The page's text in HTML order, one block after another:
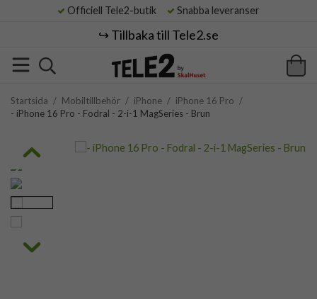
Officiell Tele2-butik Snabba leveranser
↪️ Tillbaka till Tele2.se
Startsida / Mobiltillbehör / iPhone / iPhone 16 Pro /
- iPhone 16 Pro - Fodral - 2-i-1 MagSeries - Brun